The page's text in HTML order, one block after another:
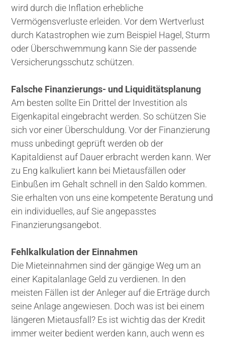
wird durch die Inflation erhebliche
Vermögensverluste erleiden. Vor dem Wertverlust
durch Katastrophen wie zum Beispiel Hagel, Sturm
oder Überschwemmung kann Sie der passende
Versicherungsschutz schützen.
Falsche Finanzierungs- und Liquiditätsplanung
Am besten sollte Ein Drittel der Investition als
Eigenkapital eingebracht werden. So schützen Sie
sich vor einer Überschuldung. Vor der Finanzierung
muss unbedingt geprüft werden ob der
Kapitaldienst auf Dauer erbracht werden kann. Wer
zu Eng kalkuliert kann bei Mietausfällen oder
Einbußen im Gehalt schnell in den Saldo kommen.
Sie erhalten von uns eine kompetente Beratung und
ein individuelles, auf Sie angepasstes
Finanzierungsangebot.
Fehlkalkulation der Einnahmen
Die Mieteinnahmen sind der gängige Weg um an
einer Kapitalanlage Geld zu verdienen. In den
meisten Fällen ist der Anleger auf die Erträge durch
seine Anlage angewiesen. Doch was ist bei einem
längeren Mietausfall? Es ist wichtig das der Kredit
immer weiter bedient werden kann, auch wenn es